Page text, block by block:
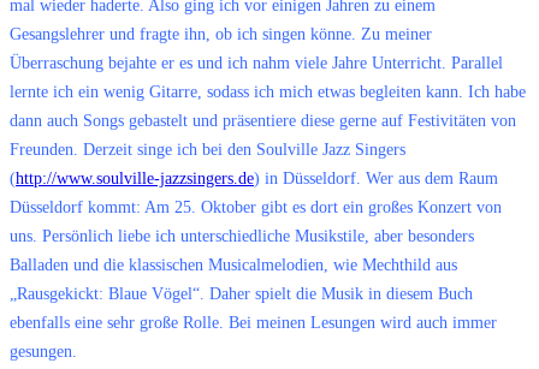
mal wieder haderte. Also ging ich vor einigen Jahren zu einem
Gesangslehrer und fragte ihn, ob ich singen könne. Zu meiner
Überraschung bejahte er es und ich nahm viele Jahre Unterricht. Parallel
lernte ich ein wenig Gitarre, sodass ich mich etwas begleiten kann. Ich habe
dann auch Songs gebastelt und präsentiere diese gerne auf Festivitäten von
Freunden. Derzeit singe ich bei den Soulville Jazz Singers
(http://www.soulville-jazzsingers.de) in Düsseldorf. Wer aus dem Raum
Düsseldorf kommt: Am 25. Oktober gibt es dort ein großes Konzert von
uns. Persönlich liebe ich unterschiedliche Musikstile, aber besonders
Balladen und die klassischen Musicalmelodien, wie Mechthild aus
„Rausgekickt: Blaue Vögel“. Daher spielt die Musik in diesem Buch
ebenfalls eine sehr große Rolle. Bei meinen Lesungen wird auch immer
gesungen.